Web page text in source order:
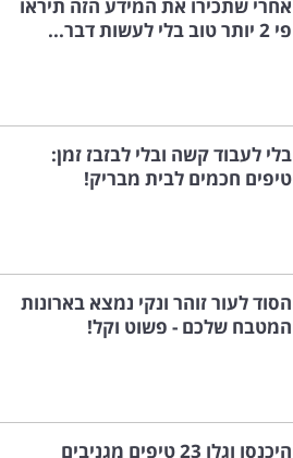
אחרי שתכירו את המידע הזה תיראו
פי 2 יותר טוב בלי לעשות דבר...
בלי לעבוד קשה ובלי לבזבז זמן:
טיפים חכמים לבית מבריק!
הסוד לעור זוהר ונקי נמצא בארונות
המטבח שלכם - פשוט וקל!
היכנסו וגלו 23 טיפים מגניבים